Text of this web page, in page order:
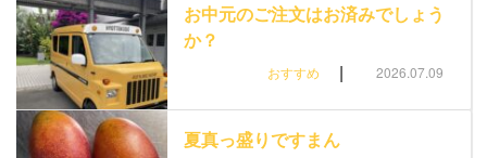
お中元のご注文はお済みでしょう
か？
おすすめ | 2026.07.09
夏真っ盛りですまん